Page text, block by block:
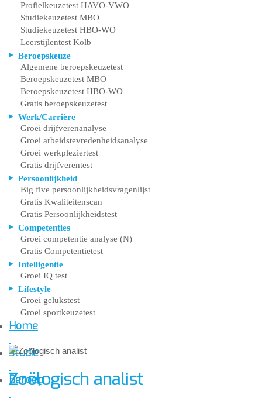
Profielkeuzetest HAVO-VWO
Studiekeuzetest MBO
Studiekeuzetest HBO-WO
Leerstijlentest Kolb
Beroepskeuze
Algemene beroepskeuzetest
Beroepskeuzetest MBO
Beroepskeuzetest HBO-WO
Gratis beroepskeuzetest
Werk/Carrière
Groei drijfverenanalyse
Groei arbeidstevredenheidsanalyse
Groei werkpleziertest
Gratis drijfverentest
Persoonlijkheid
Big five persoonlijkheidsvragenlijst
Gratis Kwaliteitenscan
Gratis Persoonlijkheidstest
Competenties
Groei competentie analyse (N)
Gratis Competentietest
Intelligentie
Groei IQ test
Lifestyle
Groei gelukstest
Groei sportkeuzetest
Home
Studie
Beroep
Zoölogisch analist